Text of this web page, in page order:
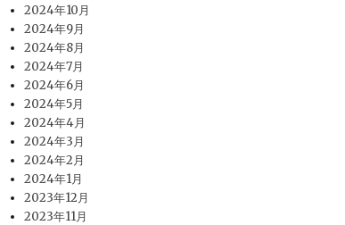
2024年10月
2024年9月
2024年8月
2024年7月
2024年6月
2024年5月
2024年4月
2024年3月
2024年2月
2024年1月
2023年12月
2023年11月